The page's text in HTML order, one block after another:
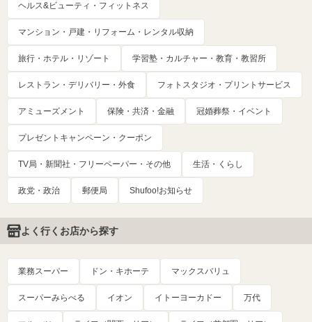
ヘルス&ビューティ・フィットネス
マンション・戸建・リフォーム・レンタル収納
旅行・ホテル・リゾート 学習塾・カルチャー・教育・教習所
レストラン・デリバリー・外食 フォトスタジオ・プリントサービス
アミューズメント 保険・共済・金融 冠婚葬祭・イベント
プレゼントキャンペーン・クーポン
TV局・新聞社・フリーペーパー・その他 生活・くらし
政党・政治 郵便局 Shufoo!お知らせ
よく行くお店から探す
業務スーパー ドン・キホーテ マックスバリュ
スーパーみらべる イオン イトーヨーカドー 万代